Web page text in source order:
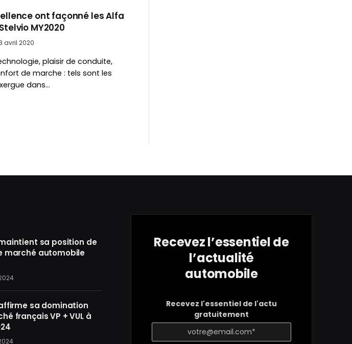
ont façonné les Alfa
MY2020
avril 2020
plaisir de conduite,
de marche : tels sont les
dans…
sa position de
marché automobile
sa domination
français VP + VUL à
Recevez l’essentiel de
l’actualité
automobile
Recevez l'essentiel de l'actu
gratuitement